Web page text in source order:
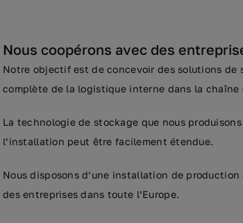
Nous coopérons avec des
Notre objectif est de concevoir des solutions
complète de la logistique interne dans la chaîne
La technologie de stockage que nous
l’installation peut être facilement étendue.
Nous disposons d’une installation de
des entreprises dans toute l’Europe.